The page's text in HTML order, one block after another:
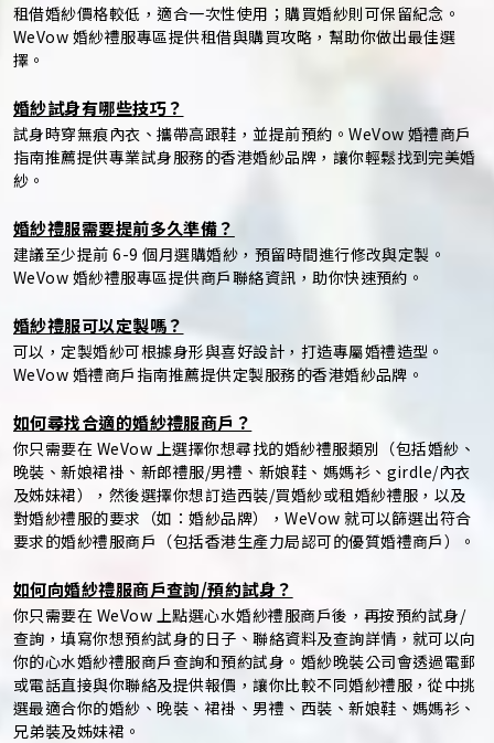
租借婚紗價格較低，適合一次性使用；購買婚紗則可保留紀念。
WeVow 婚紗禮服專區提供租借與購買攻略，幫助你做出最佳選
擇。
婚紗試身有哪些技巧？
試身時穿無痕內衣、攜帶高跟鞋，並提前預約。WeVow 婚禮商戶
指南推薦提供專業試身服務的香港婚紗品牌，讓你輕鬆找到完美婚
紗。
婚紗禮服需要提前多久準備？
建議至少提前 6-9 個月選購婚紗，預留時間進行修改與定製。
WeVow 婚紗禮服專區提供商戶聯絡資訊，助你快速預約。
婚紗禮服可以定製嗎？
可以，定製婚紗可根據身形與喜好設計，打造專屬婚禮造型。
WeVow 婚禮商戶指南推薦提供定製服務的香港婚紗品牌。
如何尋找合適的婚紗禮服商戶？
你只需要在 WeVow 上選擇你想尋找的婚紗禮服類別（包括婚紗、
晚裝、新娘裙褂、新郎禮服/男禮、新娘鞋、媽媽衫、girdle/內衣
及姊妹裙），然後選擇你想訂造西裝/買婚紗或租婚紗禮服，以及
對婚紗禮服的要求（如：婚紗品牌），WeVow 就可以篩選出符合
要求的婚紗禮服商戶（包括香港生產力局認可的優質婚禮商戶）。
如何向婚紗禮服商戶查詢/預約試身？
你只需要在 WeVow 上點選心水婚紗禮服商戶後，再按預約試身/
查詢，填寫你想預約試身的日子、聯絡資料及查詢詳情，就可以向
你的心水婚紗禮服商戶查詢和預約試身。婚紗晚裝公司會透過電郵
或電話直接與你聯絡及提供報價，讓你比較不同婚紗禮服，從中挑
選最適合你的婚紗、晚裝、裙褂、男禮、西裝、新娘鞋、媽媽衫、
兄弟裝及姊妹裙。